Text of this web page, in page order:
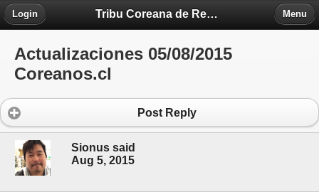
Tribu Coreana de Región Piedra Fontova
Login Menu
Actualizaciones 05/08/2015
Coreanos.cl
Post Reply
Sionus said
Aug 5, 2015